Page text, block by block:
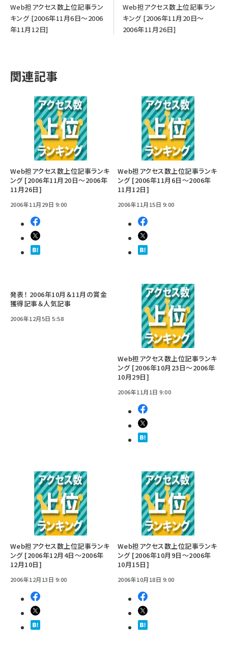
Web担アクセス数上位記事ラン
キング [2006年11月6日～2006
年11月12日]
Web担アクセス数上位記事ラン
キング [2006年11月20日～
2006年11月26日]
関連記事
Web担アクセス数上位記事ランキ
ング [2006年11月20日～2006年
11月26日]
2006年11月29日 9:00
Web担アクセス数上位記事ランキ
ング [2006年11月6日～2006年
11月12日]
2006年11月15日 9:00
発表！ 2006年10月＆11月の賞金
獲得記事＆人気記事
2006年12月5日 5:58
Web担アクセス数上位記事ランキ
ング [2006年10月23日～2006年
10月29日]
2006年11月1日 9:00
Web担アクセス数上位記事ランキ
ング [2006年12月4日～2006年
12月10日]
2006年12月13日 9:00
Web担アクセス数上位記事ランキ
ング [2006年10月9日～2006年
10月15日]
2006年10月18日 9:00